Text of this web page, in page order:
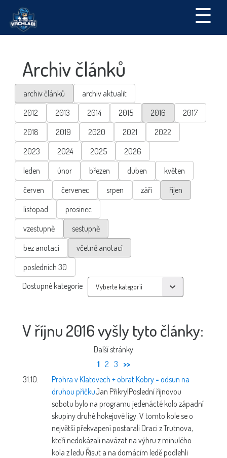
☰
Archiv článků
archiv článků
archiv aktualit
2012
2013 2014 2015 2016
2017
2018
2019 2020 2021
2022
2023
2024 2025
2026
leden
únor březen duben
květen
červen
červenec srpen září
říjen
listopad
prosinec
vzestupně
sestupně
bez anotací
včetně anotací
posledních 30
Dostupné kategorie
V říjnu 2016 vyšly tyto články:
Další stránky
1 2 3 >>
31.10.
Prohra v Klatovech + obrat Kobry = odsun na
druhou příčkuJan PřikrylPoslední říjnovou
sobotu bylo na programu jedenácté kolo západní
skupiny druhé hokejové ligy. V tomto kole se o
největší překvapení postarali Draci z Trutnova,
kteří nedokázali navázat na výhru z minulého
kola z ledu Řisut a na domácím ledě podlehli